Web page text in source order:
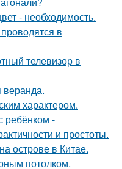
- необходимость.
в
телевизор в
веранда.
характером.
ребёнком -
и простоты.
острове в Китае.
потолком.